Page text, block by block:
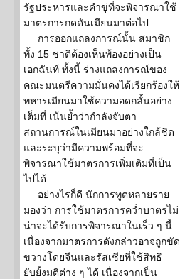
รัฐประหารและคำขู่ที่จะพิจารณาใช้
มาตรการกดดันเมียนมาต่อไป
การออกแถลงการณ์นั้น สมาชิก
ทั้ง 15 ชาติต้องเห็นพ้องอย่างเป็น
เอกฉันท์ ทั้งนี้ ร่างแถลงการณ์ของ
คณะมนตรีความมั่นคงได้เรียกร้องให้
ทหารเมียนมาใช้ความอดกลั้นอย่าง
เต็มที่ เน้นย้ำว่ากำลังจับตา
สถานการณ์ในเมียนมาอย่างใกล้ชิด
และระบุว่ามีความพร้อมที่จะ
พิจารณาใช้มาตรการเพิ่มเติมที่เป็น
ไปได้
อย่างไรก็ดี นักการทูตหลายราย
มองว่า การใช้มาตรการคว่ำบาตรไม่
น่าจะได้รับการพิจารณาในเร็ว ๆ นี้
เนื่องจากมาตรการดังกล่าวอาจถูกขัด
ขวางโดยจีนและรัสเซียที่ใช้สิทธิ
ยับยั้งมติต่าง ๆ ได้ เนื่องจากเป็น